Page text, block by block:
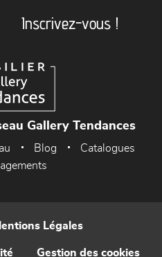
Inscrivez-vous !
Gallery Tendances
Blog
Catalogues
Légales
Gestion des cookies